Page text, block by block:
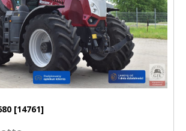
[14761]